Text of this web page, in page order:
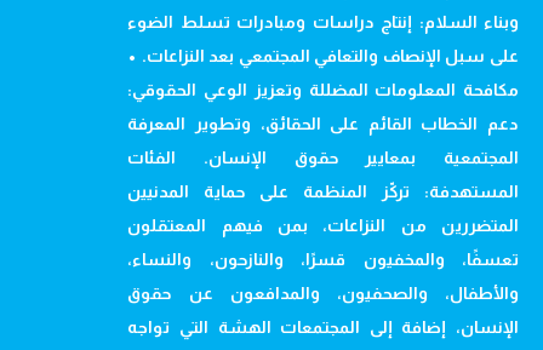
وبناء السلام: إنتاج دراسات ومبادرات تسلط الضوء
على سبل الإنصاف والتعافي المجتمعي بعد النزاعات. •
مكافحة المعلومات المضللة وتعزيز الوعي الحقوقي:
دعم الخطاب القائم على الحقائق، وتطوير المعرفة
المجتمعية بمعايير حقوق الإنسان. الفئات
المستهدفة: تركّز المنظمة على حماية المدنيين
المتضررين من النزاعات، بمن فيهم المعتقلون
تعسفًا، والمخفيون قسرًا، والنازحون، والنساء،
والأطفال، والصحفيون، والمدافعون عن حقوق
الإنسان، إضافة إلى المجتمعات الهشة التي تواجه